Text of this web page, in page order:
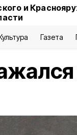
и
Газета